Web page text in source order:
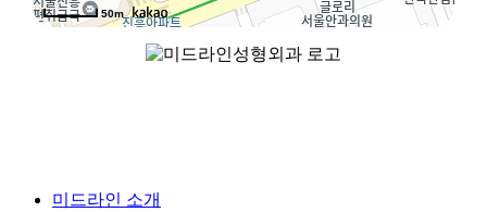
50m
Close
미드라인 소개